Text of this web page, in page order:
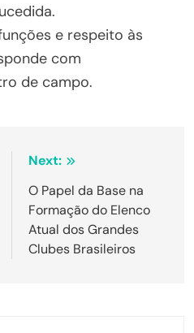
e respeito às
com
de campo.
Next:
O Papel da Base na
Formação do Elenco
Atual dos Grandes
Clubes Brasileiros